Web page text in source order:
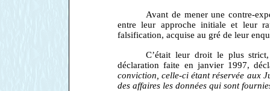
Avant de mener une contre-
entre leur approche initiale et leur
falsification, acquise au gré de leur
C’était leur droit le plus
déclaration faite en janvier 1997,
conviction, celle-ci étant réservée aux
des affaires les données qui sont